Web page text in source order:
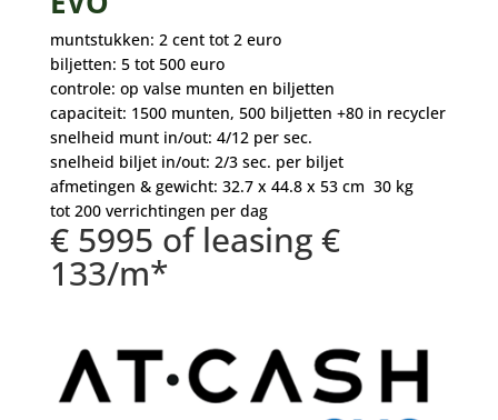
muntstukken: 2 cent tot 2 euro
biljetten: 5 tot 500 euro
controle: op valse munten en biljetten
capaciteit: 1500 munten, 500 biljetten +80 in recycler
snelheid munt in/out: 4/12 per sec.
snelheid biljet in/out: 2/3 sec. per biljet
afmetingen & gewicht: 32.7 x 44.8 x 53 cm 30 kg
tot 200 verrichtingen per dag
€ 5995 of leasing €
133/m*